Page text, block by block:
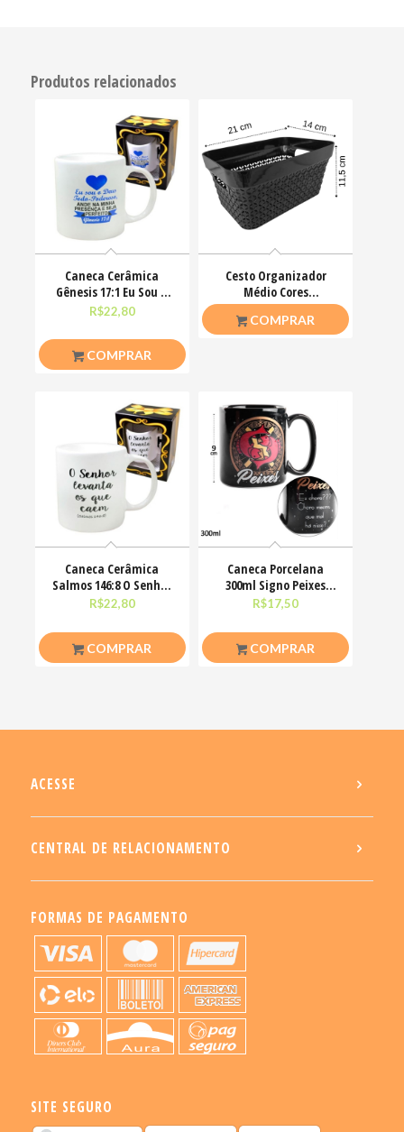
Produtos relacionados
Caneca Cerâmica
Gênesis 17:1 Eu Sou O
Deus Todo Poderoso 300
R$22,80
COMPRAR
Cesto Organizador
Médio Cores
21x14x11,5cm Keita
COMPRAR
Caneca Cerâmica
Salmos 146:8 O Senhor
Levanta Os Que Caem
R$22,80
COMPRAR
Caneca Porcelana
300ml Signo Peixes
Zodíaco Astrologia
R$17,50
COMPRAR
ACESSE
CENTRAL DE RELACIONAMENTO
FORMAS DE PAGAMENTO
SITE SEGURO